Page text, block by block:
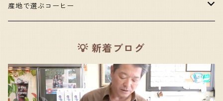
甘いコーヒー
酸味のあるコーヒー
口当たりの良いコーヒー
産地で選ぶコーヒー
東南アジア
中央・南アメリカ
💡 新着ブログ